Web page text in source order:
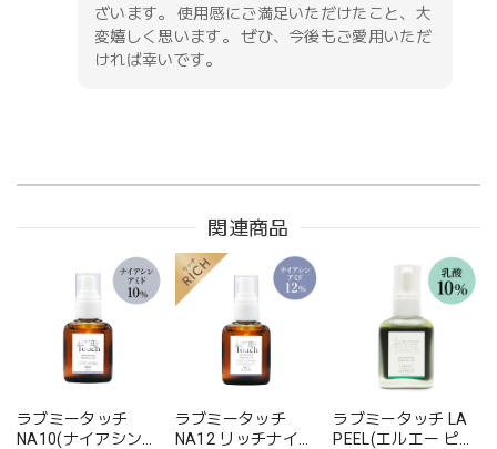
ざいます。 使用感にご満足いただけたこと、大
変嬉しく思います。 ぜひ、今後もご愛用いただ
ければ幸いです。
関連商品
ラブミータッチ
NA10(ナイアシンア
ラブミータッチ
NA12 リッチナイア
ラブミータッチ LA
PEEL(エルエー ピー